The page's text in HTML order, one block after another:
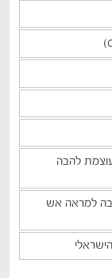
)
להבה
למראה אש